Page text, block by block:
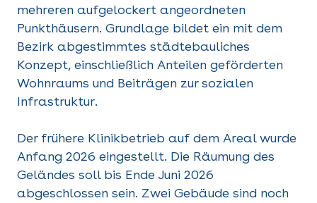
mehreren aufgelockert angeordneten
Punkthäusern. Grundlage bildet ein mit dem
Bezirk abgestimmtes städtebauliches
Konzept, einschließlich Anteilen geförderten
Wohnraums und Beiträgen zur sozialen
Infrastruktur.
Der frühere Klinikbetrieb auf dem Areal wurde
Anfang 2026 eingestellt. Die Räumung des
Geländes soll bis Ende Juni 2026
abgeschlossen sein. Zwei Gebäude sind noch